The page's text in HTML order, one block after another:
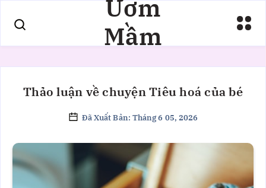
Ươm
Mầm
Thảo luận về chuyện Tiêu hoá của bé
Đã Xuất Bản: Tháng 6 05, 2026